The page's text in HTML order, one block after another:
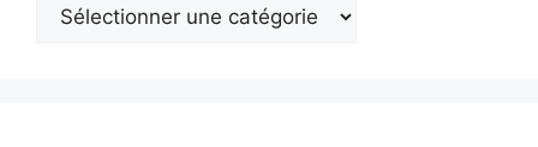
voir